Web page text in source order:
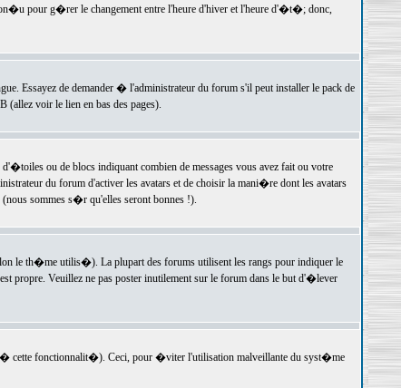
pour g�rer le changement entre l'heure d'hiver et l'heure d'�t�; donc,
Essayez de demander � l'administrateur du forum s'il peut installer le pack de
voir le lien en bas des pages).
ou de blocs indiquant combien de messages vous avez fait ou votre
du forum d'activer les avatars et de choisir la mani�re dont les avatars
sommes s�r qu'elles seront bonnes !).
le th�me utilis�). La plupart des forums utilisent les rangs pour indiquer le
propre. Veuillez ne pas poster inutilement sur le forum dans le but d'�lever
cette fonctionnalit�). Ceci, pour �viter l'utilisation malveillante du syst�me